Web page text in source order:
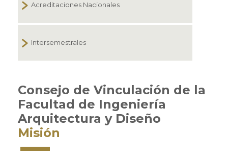
Acreditaciones Nacionales
Intersemestrales
Consejo de Vinculación de la
Facultad de Ingeniería
Arquitectura y Diseño
Misión